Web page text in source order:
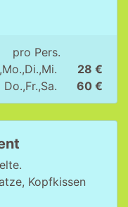
pro Pers.
28 €
Do.,Fr.,Sa.
60 €
Kopfkissen